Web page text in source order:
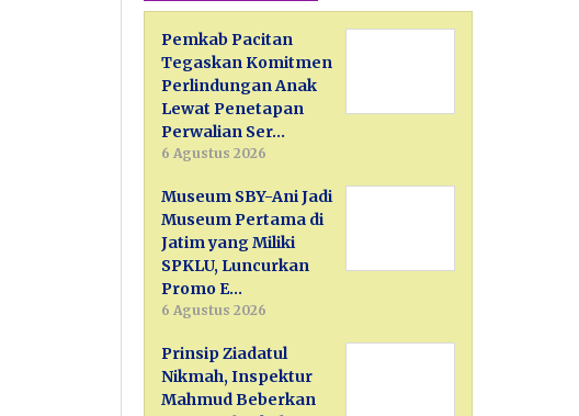
Pemkab Pacitan
Tegaskan Komitmen
Perlindungan Anak
Lewat Penetapan
Perwalian Ser…
6 Agustus 2026
Museum SBY-Ani Jadi
Museum Pertama di
Jatim yang Miliki
SPKLU, Luncurkan
Promo E…
6 Agustus 2026
Prinsip Ziadatul
Nikmah, Inspektur
Mahmud Beberkan